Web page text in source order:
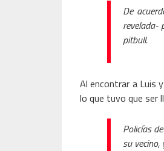
De
revelada-
pitbull.
Al encontrar a Luis
lo que tuvo que ser
Policías
su